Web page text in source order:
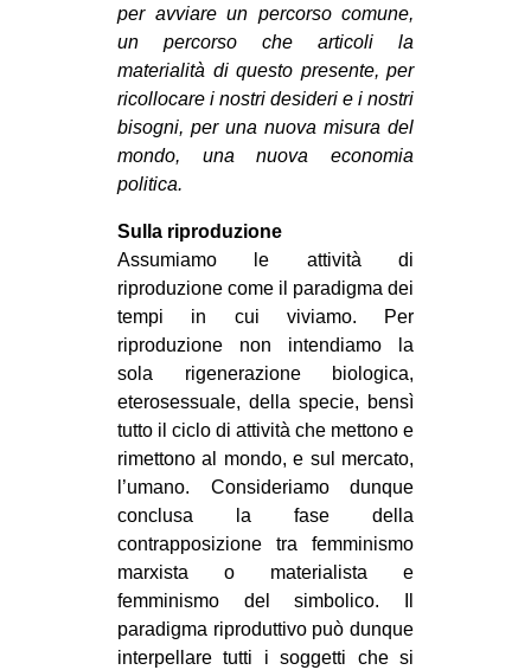
MONDO
EVENTI
Fb
bsky
ms
SEARCH
per avviare un percorso comune,
un percorso che articoli la
materialità di questo presente, per
ricollocare i nostri desideri e i nostri
bisogni, per una nuova misura del
mondo, una nuova economia
politica.
Sulla riproduzione
Assumiamo le attività di
riproduzione come il paradigma dei
tempi in cui viviamo. Per
riproduzione non intendiamo la
sola rigenerazione biologica,
eterosessuale, della specie, bensì
tutto il ciclo di attività che mettono e
rimettono al mondo, e sul mercato,
l’umano. Consideriamo dunque
conclusa la fase della
contrapposizione tra femminismo
marxista o materialista e
femminismo del simbolico. Il
paradigma riproduttivo può dunque
interpellare tutti i soggetti che si